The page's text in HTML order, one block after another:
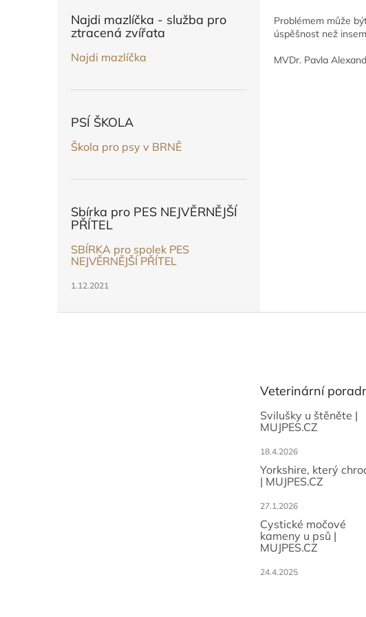
Najdi mazlíčka - služba pro
ztracená zvířata
Najdi mazlíčka
PSÍ ŠKOLA
Škola pro psy v BRNĚ
Sbírka pro PES NEJVĚRNĚJŠÍ
PŘÍTEL
SBÍRKA pro spolek PES
NEJVĚRNĚJŠÍ PŘÍTEL
1.12.2021
Problémem může
úspěšnost než
MVDr. Pavla
Veterinární
Svilušky u štěněte |
MUJPES.CZ
18.4.2026
Yorkshire, který
| MUJPES.CZ
27.1.2026
Cystické močové
kameny u psů |
MUJPES.CZ
24.4.2025